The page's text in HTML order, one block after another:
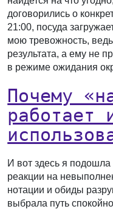
договорились о
21:00, посуда
мою тревожность,
результата, а ему не
в режиме ожидания
Почему
работает
И вот здесь я
реакции на
нотации и обиды
выбрала путь